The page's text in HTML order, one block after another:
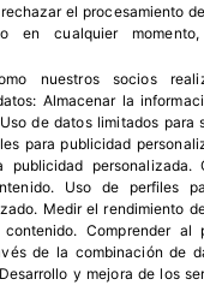
el procesamiento
en cualquier
nuestros socios
Almacenar la
Uso de datos limitados para
para publicidad
publicidad personalizada.
. Uso de perfiles
. Medir el rendimiento
.Comprender
de la combinación de
Desarrollo y mejora de los